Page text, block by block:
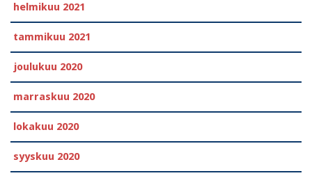
helmikuu 2021
tammikuu 2021
joulukuu 2020
marraskuu 2020
lokakuu 2020
syyskuu 2020